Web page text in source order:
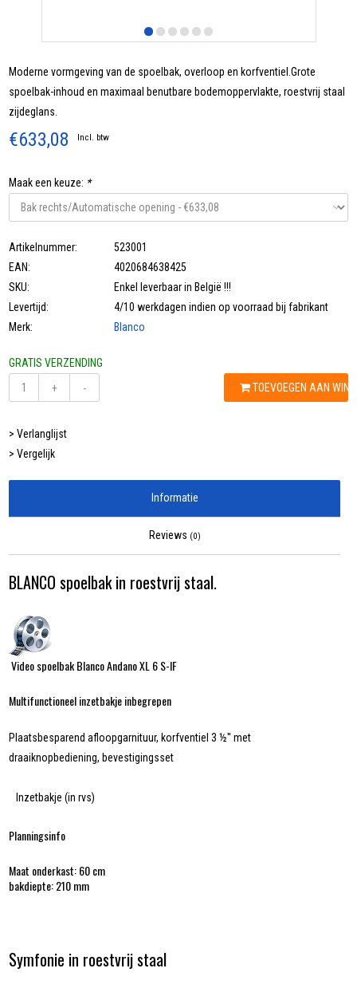
Moderne vormgeving van de spoelbak, overloop en korfventiel.Grote
spoelbak-inhoud en maximaal benutbare bodemoppervlakte, roestvrij staal
zijdeglans.
€633,08 Incl. btw
Maak een keuze: *
Artikelnummer:
523001
EAN:
4020684638425
SKU:
Enkel leverbaar in België !!!
Levertijd:
4/10 werkdagen indien op voorraad bij fabrikant
Merk:
Blanco
GRATIS VERZENDING
+
- TOEVOEGEN AAN
> Verlanglijst
> Vergelijk
Informatie
Reviews (0)
BLANCO spoelbak in roestvrij staal.
Video spoelbak Blanco Andano XL 6 S-IF
Multifunctioneel inzetbakje inbegrepen
Plaatsbesparend afloopgarnituur, korfventiel 3 ½'' met
draaiknopbediening, bevestigingsset
Inzetbakje (in rvs)
Planningsinfo
Maat onderkast:60 cm
bakdiepte: 210 mm
Symfonie in roestvrij staal